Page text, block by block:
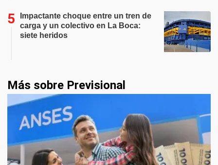
Impactante choque entre un tren de
carga y un colectivo en La Boca:
siete heridos
Más sobre Previsional